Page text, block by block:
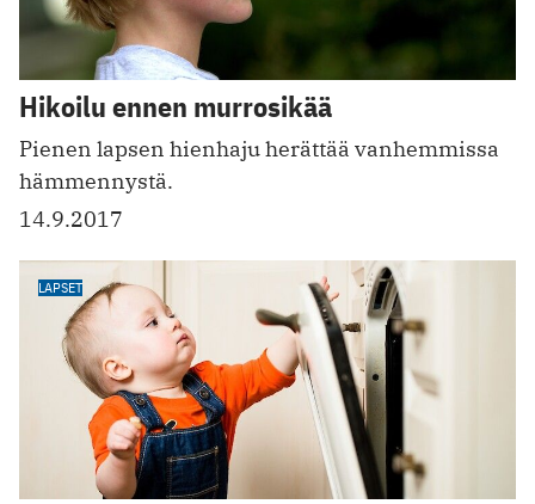
Hikoilu ennen murrosikää
Pienen lapsen hienhaju herättää vanhemmissa
hämmennystä.
14.9.2017
LAPSET